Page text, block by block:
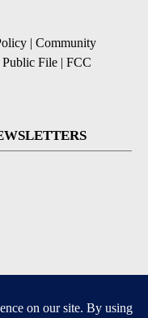
| Community
File | FCC